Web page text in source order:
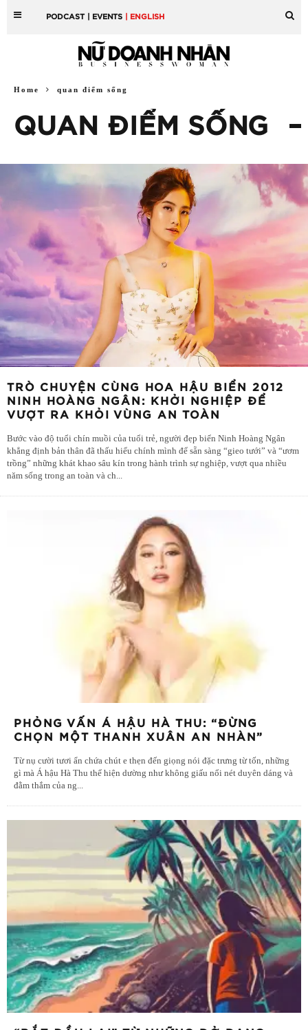
PODCAST | EVENTS | ENGLISH
Home quan điểm sống
QUAN ĐIỂM SỐNG
TRÒ CHUYỆN CÙNG HOA HẬU BIỂN 2012
NINH HOÀNG NGÂN: KHỞI NGHIỆP ĐỂ
VƯỢT RA KHỎI VÙNG AN TOÀN
Bước vào độ tuổi chín muồi của tuổi trẻ, người đẹp biển Ninh Hoàng Ngân
khẳng định bản thân đã thấu hiểu chính mình để sẵn sàng “gieo tưới” và “ươm
trồng” những khát khao sâu kín trong hành trình sự nghiệp, vượt qua nhiều
năm sống trong an toàn và ch...
PHỎNG VẤN Á HẬU HÀ THU: “ĐỪNG
CHỌN MỘT THANH XUÂN AN NHÀN”
Từ nụ cười tươi ẩn chứa chút e thẹn đến giọng nói đặc trưng từ tốn, những
gì mà Á hậu Hà Thu thể hiện dường như không giấu nổi nét duyên dáng và
đằm thắm của ng...